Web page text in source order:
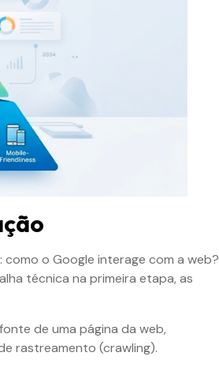
o Google interage com a web?
técnica na primeira etapa, as